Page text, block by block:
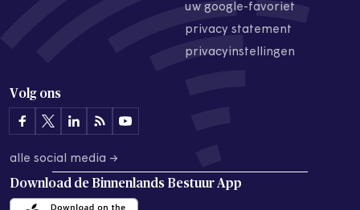
uw google-favoriet
privacy statement
privacyinstellingen
Volg ons
alle social media →
Download de Binnenlands Bestuur App